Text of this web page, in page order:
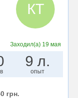
КТ
Заходил(а) 19 мая
9 л.
опыт
грн.